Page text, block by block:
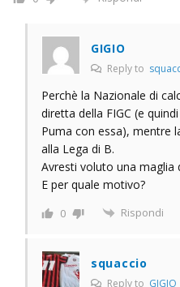
GIGIO
Reply to
Perchè la Nazionale di
diretta della FIGC (e
Puma con essa), mentre
alla Lega di B.
Avresti voluto una maglia
E per quale motivo?
0 Rispondi
squaccio
Reply to GIGIO